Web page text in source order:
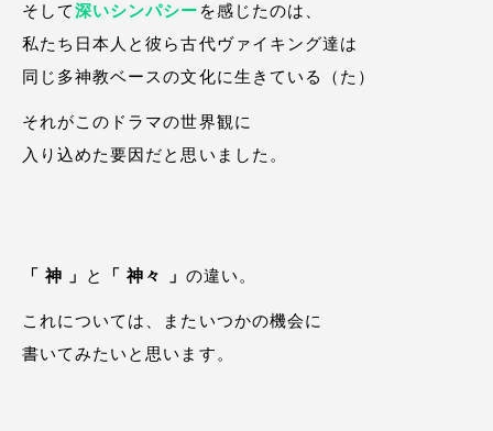
そして深いシンパシー を感じたのは、
私たち日本人と彼ら古代ヴァイキング達は
同じ多神教ベースの文化に生きている（た）
それがこのドラマの世界観に
入り込めた要因だと思いました。
「 神 」 と 「 神々 」 の違い。
これについては、またいつかの機会に
書いてみたいと思います。